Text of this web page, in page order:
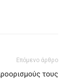
Επόμενο άρθρο
τους